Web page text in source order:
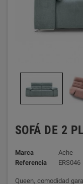
SOFÁ DE 2
Marca
Ache
Referencia
ERS046
Queen, comodidad